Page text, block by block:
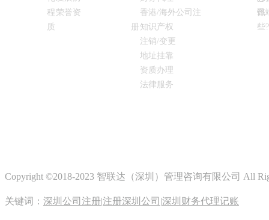
程荣誉资
质
香港/海外公司注
册 知识产权
注销/变更
地址挂靠
资质办理
法律服务
弊
些?
讯
Copyright ©2018-2023 智联达（深圳）管理咨询有限公司 All
关键词： 深圳公司注册|注册深圳公司 |深圳财务代理记账